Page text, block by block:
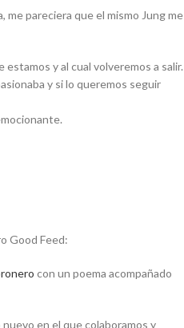
me pareciera que el mismo Jung me
y al cual volveremos a salir.
y si lo queremos seguir
Good Feed:
con un poema acompañado
en el que colaboramos y